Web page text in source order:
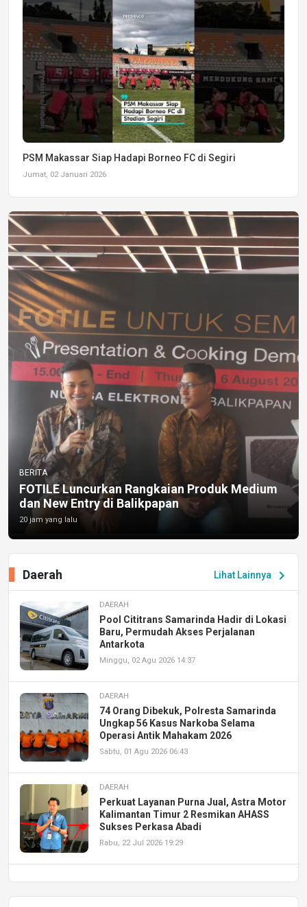
PSM Makassar Siap Hadapi Borneo FC di Segiri
Jumat, 02 Januari 2026
BERITA
FOTILE Luncurkan Rangkaian Produk Medium
dan New Entry di Balikpapan
20 jam yang lalu
Lihat Lainnya chevron_right
Daerah
DAERAH
Pool Cititrans Samarinda Hadir di Lokasi
Baru, Permudah Akses Perjalanan
Antarkota
Minggu, 02 Agu 2026 14:37
DAERAH
74 Orang Dibekuk, Polresta Samarinda
Ungkap 56 Kasus Narkoba Selama
Operasi Antik Mahakam 2026
Sabtu, 01 Agu 2026 06:43
DAERAH
Perkuat Layanan Purna Jual, Astra Motor
Kalimantan Timur 2 Resmikan AHASS
Sukses Perkasa Abadi
Rabu, 22 Jul 2026 19:29